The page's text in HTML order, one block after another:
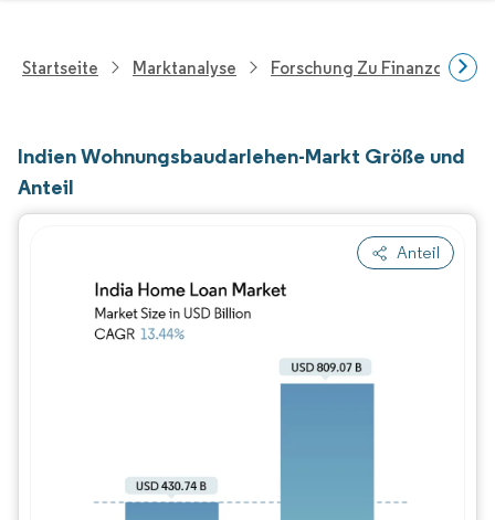
Startseite Marktanalyse Forschung Zu
Indien Wohnungsbaudarlehen-Markt Größe und
Anteil
Anteil
Bild © Mordor Intelligence.